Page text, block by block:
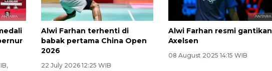
Alwi Farhan terhenti di
babak pertama China Open
2026
22 July 2026 12:25 WIB
Alwi Farhan resmi gantikan
Axelsen
08 August 2025 14:15 WIB